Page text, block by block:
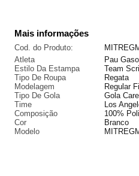
Mais informações
Cod. do Produto:
Atleta
Pau
Estilo Da Estampa
Team
Tipo De Roupa
Regata
Modelagem
Regular
Tipo De Gola
Gola
Time
Los
Composição
100%
Cor
Branco
Modelo